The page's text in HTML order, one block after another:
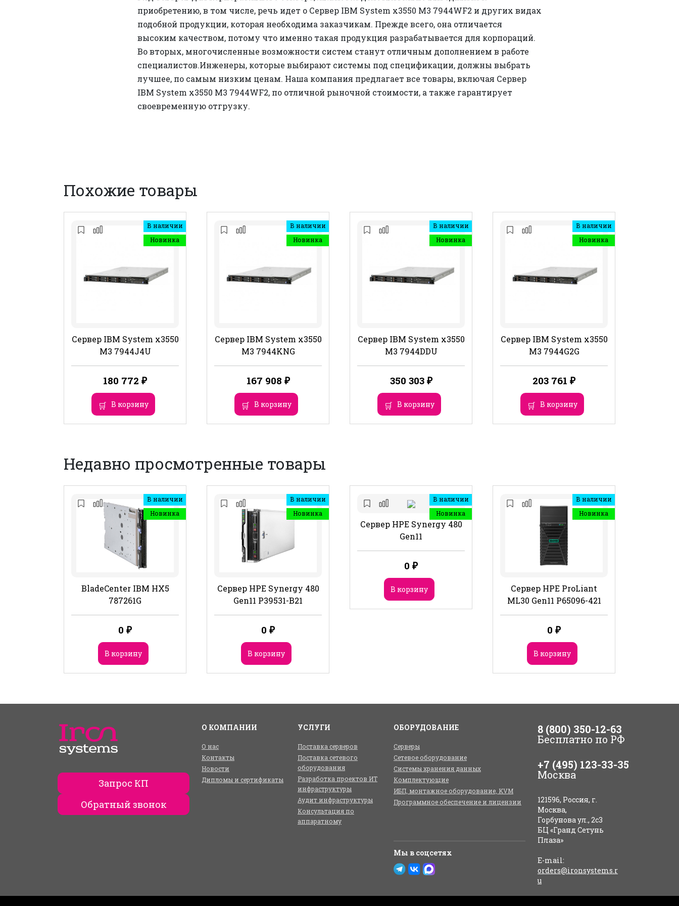
приобретению, в том числе, речь идет о Сервер IBM System x3550 M3 7944WF2 и других видах
подобной продукции, которая необходима заказчикам. Прежде всего, она отличается
высоким качеством, потому что именно такая продукция разрабатывается для корпораций.
Во вторых, многочисленные возможности систем станут отличным дополнением в работе
специалистов.Инженеры, которые выбирают системы под спецификации, должны выбрать
лучшее, по самым низким ценам. Наша компания предлагает все товары, включая Сервер
IBM System x3550 M3 7944WF2, по отличной рыночной стоимости, а также гарантирует
своевременную отгрузку.
Похожие товары
В наличии
Новинка
Сервер IBM System x3550
M3 7944J4U
180 772 ₽
В корзину
В наличии
Новинка
Сервер IBM System x3550
M3 7944KNG
167 908 ₽
В корзину
В наличии
Новинка
Сервер IBM System x3550
M3 7944DDU
350 303 ₽
В корзину
В наличии
Новинка
Сервер IBM System x3550
M3 7944G2G
203 761 ₽
В корзину
Недавно просмотренные товары
В наличии
Новинка
BladeCenter IBM HX5
787261G
0 ₽
В корзину
В наличии
Новинка
Сервер HPE Synergy 480
Gen11 P39531-B21
0 ₽
В корзину
В наличии
Новинка
Сервер HPE Synergy 480
Gen11
0 ₽
В корзину
В наличии
Новинка
Сервер HPE ProLiant
ML30 Gen11 P65096-421
0 ₽
В корзину
Запрос КП
Обратный звонок
О КОМПАНИИ
О нас
Контакты
Новости
Дипломы и сертификаты
УСЛУГИ
Поставка серверов
Поставка сетевого
оборудования
Разработка проектов ИТ
инфраструктуры
Аудит инфраструктуры
Консультация по
аппаратному
ОБОРУДОВАНИЕ
Серверы
Сетевое оборудование
Системы хранения данных
Комплектующие
ИБП, монтажное оборудование, KVM
Программное обеспечение и лицензии
Мы в соцсетях
8 (800) 350-12-63
Бесплатно по РФ
+7 (495) 123-33-35
Москва
121596, Россия, г.
Москва,
Горбунова ул., 2с3
БЦ «Гранд Сетунь
Плаза»
E-mail:
orders@ironsystems.r
u